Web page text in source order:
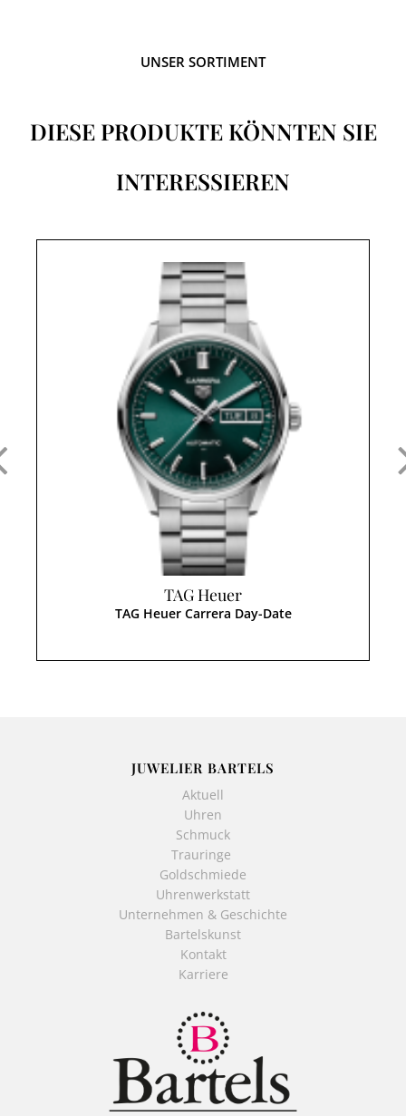
UNSER SORTIMENT
DIESE PRODUKTE KÖNNTEN SIE
INTERESSIEREN
TAG Heuer
TAG Heuer Carrera Day-Date
JUWELIER BARTELS
Aktuell
Uhren
Schmuck
Trauringe
Goldschmiede
Uhrenwerkstatt
Unternehmen & Geschichte
Bartelskunst
Kontakt
Karriere